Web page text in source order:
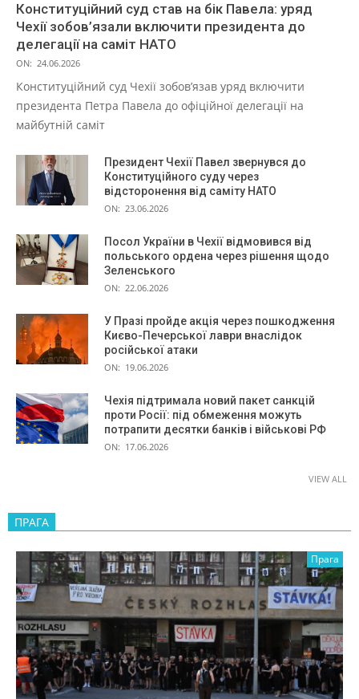
Конституційний суд став на бік Павела: уряд
Чехії зобов’язали включити президента до
делегації на саміт НАТО
ON: 24.06.2026
Конституційний суд Чехії зобов’язав уряд включити
президента Петра Павела до офіційної делегації на
майбутній саміт
Президент Чехії Павел звернувся до
Конституційного суду через
відсторонення від саміту НАТО
ON: 23.06.2026
Посол України в Чехії відмовився від
польського ордена через рішення щодо
Зеленського
ON: 22.06.2026
У Празі пройде акція через пошкодження
Києво-Печерської лаври внаслідок
російської атаки
ON: 19.06.2026
Чехія підтримала новий пакет санкцій
проти Росії: під обмеження можуть
потрапити десятки банків і військові РФ
ON: 17.06.2026
VIEW ALL
ПРАГА
Прага